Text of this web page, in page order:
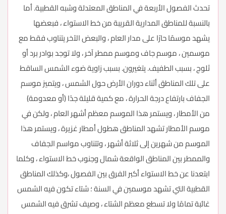
تحدث الفصول الأربعة في المناطق المعتدلة وشبه القطبية. أما
بالنسبة للمناطق المدارية القريبة من خط الاستواء ، فبعضها
يشهد موسمًا حارًا على مدار العام ، والبعض الآخر يتناوب فقط مع
موسمين ، موسم جاف وموسم ممطر آخر ، ولا توجد بوادر برد أو
ثلوج ، بسبب الطفيف. يتغيرون. بسبب زاوية ضوء الشمس الساقط
على تلك المناطق أثناء دوران الأرض حول الشمس ، ويتميز موسم
الجفاف بارتفاع درجة الحرارة ، مع كمية قليلة جدًا (أو معدومة)
من الأمطار ، ويستمر هذا الموسم معظم أشهر العام ، ولكن في
موسم الأمطار تشهد المناطق هطول أمطار غزيرة ، ويستمر هذا
الموسم من شهرين إلى ثلاثة أشهر ، وتتناوب مواسم الجفاف
والممطر بين المناطق الواقعة شمال وجنوب خط الاستواء ، وكلما
ابتعدنا عن خط الاستواء أكبر الفرق بين الفصول ،وكذلك المناطق
القطبية التي تشهد موسمين في السنة ؛ شتاء تكون فيه الشمس
غائبة تمامًا ولا تسطع معظم الشتاء ، وصيف تشرق فيه الشمس